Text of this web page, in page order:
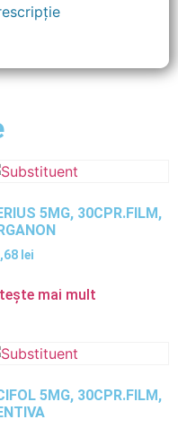
5MG, 30CPR.FILM,
lei
mai mult
5MG, 30CPR.FILM,